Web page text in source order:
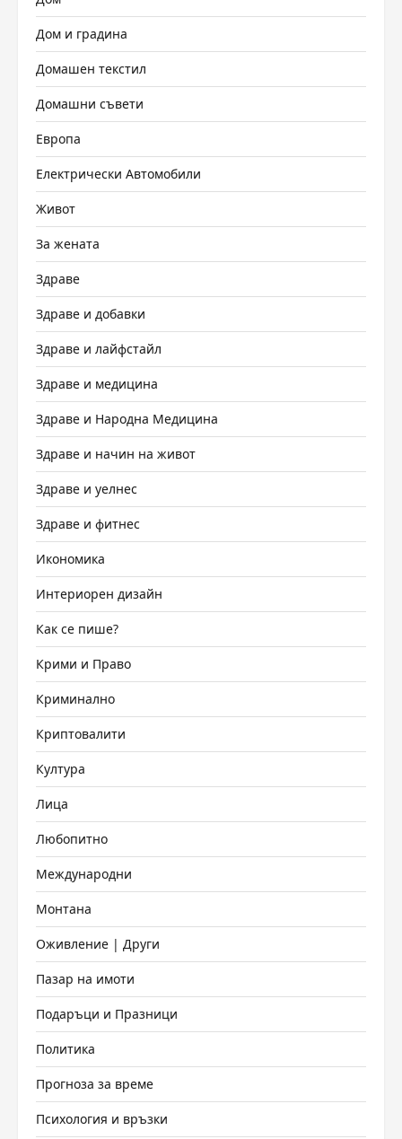
Дом и градина
Домашен текстил
Домашни съвети
Европа
Електрически Автомобили
Живот
За жената
Здраве
Здраве и добавки
Здраве и лайфстайл
Здраве и медицина
Здраве и Народна Медицина
Здраве и начин на живот
Здраве и уелнес
Здраве и фитнес
Икономика
Интериорен дизайн
Как се пише?
Крими и Право
Криминално
Криптовалити
Култура
Лица
Любопитно
Международни
Монтана
Оживление | Други
Пазар на имоти
Подаръци и Празници
Политика
Прогноза за време
Психология и връзки